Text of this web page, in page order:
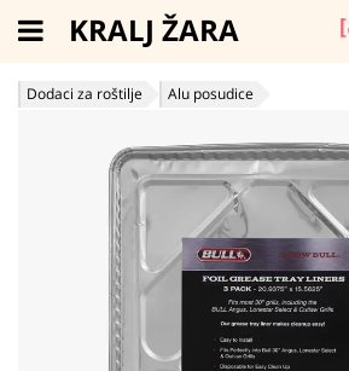
KRALJ ŽARA
Dodaci za roštilje Alu posudice